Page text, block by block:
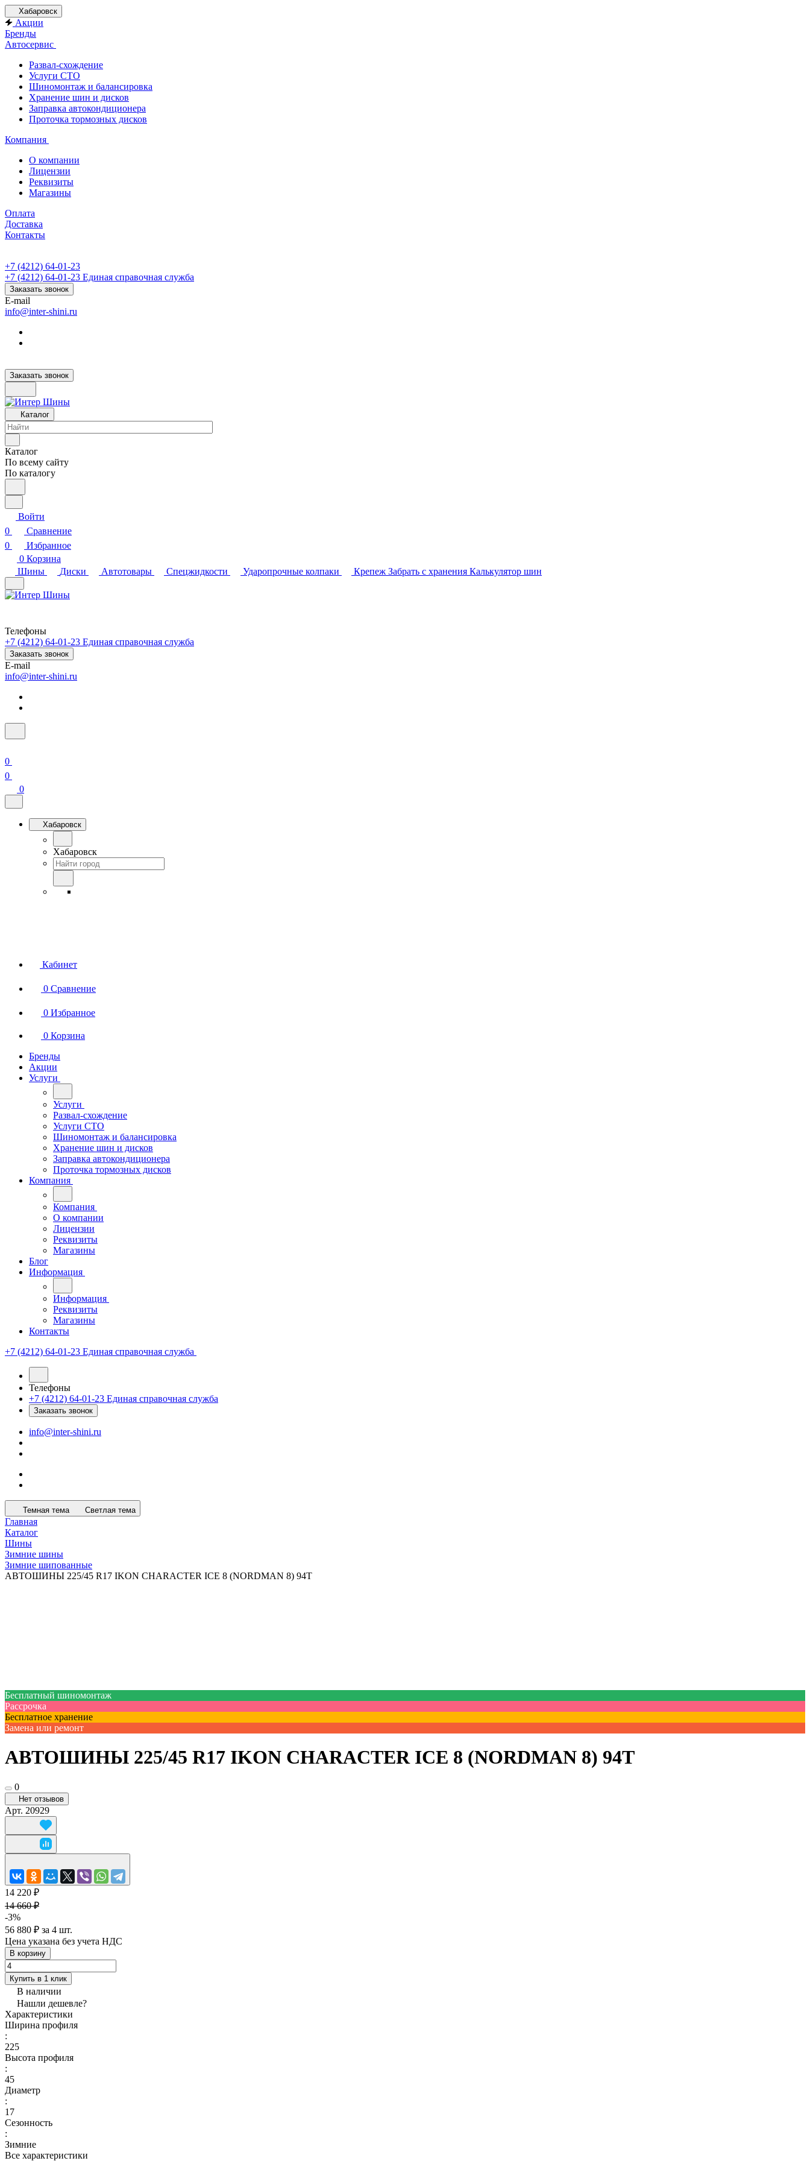
Хабаровск
Акции
Бренды
Автосервис
Развал-схождение
Услуги СТО
Шиномонтаж и балансировка
Хранение шин и дисков
Заправка автокондиционера
Проточка тормозных дисков
Компания
О компании
Лицензии
Реквизиты
Магазины
Оплата
Доставка
Контакты
+7 (4212) 64-01-23
+7 (4212) 64-01-23 Единая справочная служба
Заказать звонок
E-mail
info@inter-shini.ru
Заказать звонок
Каталог
Каталог
По всему сайту
По каталогу
Войти
0
Сравнение
0
Избранное
0 Корзина
Шины
Диски Автотовары Спецжидкости Ударопрочные колпаки Крепеж Забрать с хранения Калькулятор шин
Телефоны
+7 (4212) 64-01-23 Единая справочная служба
Заказать звонок
E-mail
info@inter-shini.ru
0
0
0
Хабаровск
Хабаровск
Кабинет
0 Сравнение
0 Избранное
0 Корзина
Бренды
Акции
Услуги
Услуги
Развал-схождение
Услуги СТО
Шиномонтаж и балансировка
Хранение шин и дисков
Заправка автокондиционера
Проточка тормозных дисков
Компания
Компания
О компании
Лицензии
Реквизиты
Магазины
Блог
Информация
Информация
Реквизиты
Магазины
Контакты
+7 (4212) 64-01-23 Единая справочная служба
Телефоны
+7 (4212) 64-01-23 Единая справочная служба
Заказать звонок
info@inter-shini.ru
Темная тема Светлая тема
Главная
Каталог
Шины
Зимние шины
Зимние шипованные
АВТОШИНЫ 225/45 R17 IKON CHARACTER ICE 8 (NORDMAN 8) 94T
Бесплатный шиномонтаж
Рассрочка
Бесплатное хранение
Замена или ремонт
АВТОШИНЫ 225/45 R17 IKON CHARACTER ICE 8 (NORDMAN 8) 94T
0
Нет отзывов
Арт. 20929
14 220 ₽
14 660 ₽
-3%
56 880 ₽ за 4 шт.
Цена указана без учета НДС
В корзину
Купить в 1 клик
В наличии
Нашли дешевле?
Характеристики
Ширина профиля
:
225
Высота профиля
:
45
Диаметр
:
17
Сезонность
:
Зимние
Все характеристики